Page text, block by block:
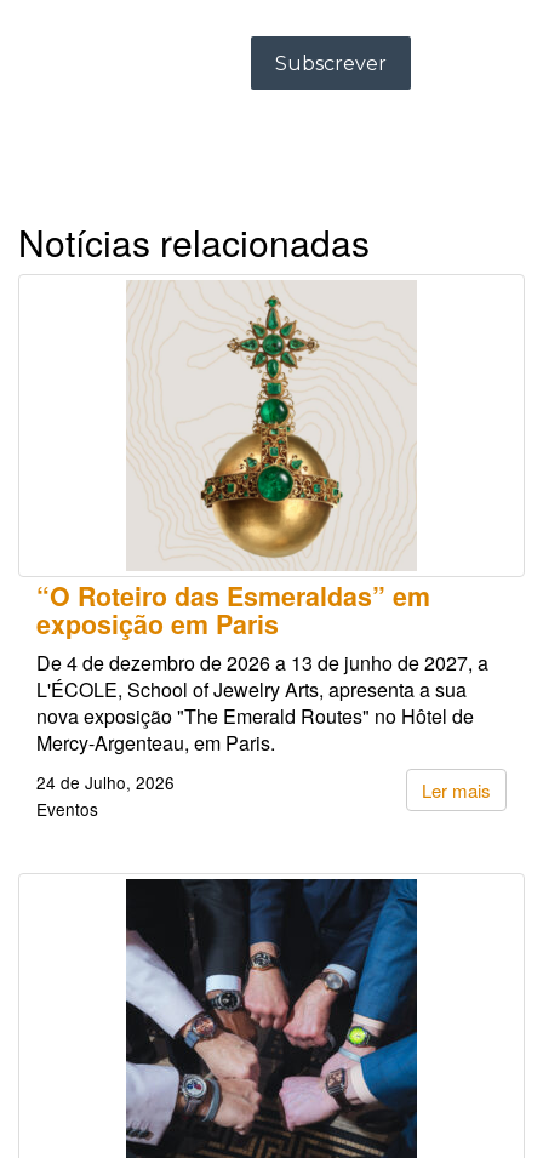
Notícias relacionadas
“O Roteiro das Esmeraldas” em
exposição em Paris
De 4 de dezembro de 2026 a 13 de junho de 2027, a
L'ÉCOLE, School of Jewelry Arts, apresenta a sua
nova exposição "The Emerald Routes" no Hôtel de
Mercy-Argenteau, em Paris.
Ler mais
24 de Julho, 2026
Eventos